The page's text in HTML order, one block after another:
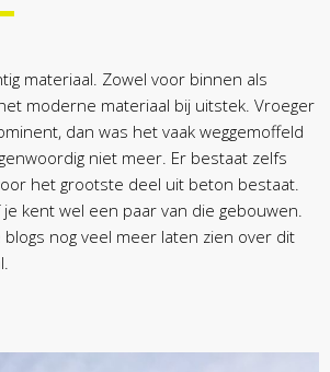
materiaal. Zowel voor binnen als
moderne materiaal bij uitstek. Vroeger
dan was het vaak weggemoffeld
niet meer. Er bestaat zelfs
het grootste deel uit beton bestaat.
kent wel een paar van die gebouwen.
blogs nog veel meer laten zien over dit